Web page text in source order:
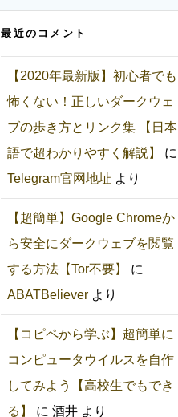
最近のコメント
【2020年最新版】初心者でも
怖くない！正しいダークウェ
ブの歩き方とリンク集 【日本
語で超わかりやすく解説】
に
Telegram官网地址 より
【超簡単】Google Chromeか
ら安全にダークウェブを閲覧
する方法【Tor不要】
に
ABATBeliever より
【コピペから学ぶ】超簡単に
コンピュータウイルスを自作
してみよう【高校生でもでき
る】
に酒井 より